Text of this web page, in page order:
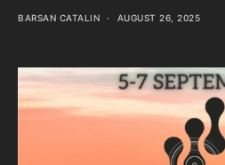
BARSAN CATALIN AUGUST 26, 2025